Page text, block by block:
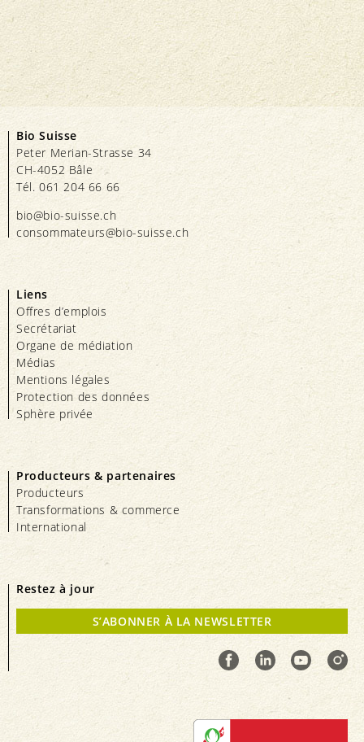
Bio Suisse
Peter Merian-Strasse 34
CH-4052 Bâle
Tél. 061 204 66 66
bio@bio-suisse.ch
consommateurs@bio-suisse.ch
Liens
Offres d’emplois
Secrétariat
Organe de médiation
Médias
Mentions légales
Protection des données
Sphère privée
Producteurs & partenaires
Producteurs
Transformations & commerce
International
Restez à jour
S’ABONNER À LA NEWSLETTER